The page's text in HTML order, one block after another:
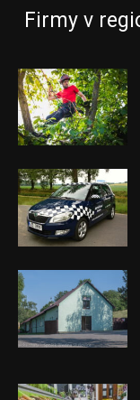
Firmy v